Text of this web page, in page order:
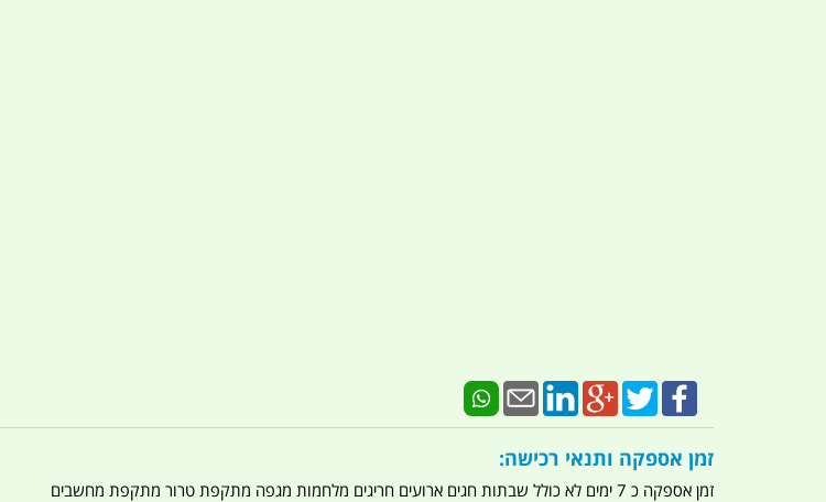
זמן אספקה ותנאי רכישה:
זמן אספקה כ 7 ימים לא כולל שבתות חגים ארועים חריגים מלחמות מגפה מתקפת טרור מתקפת מחשבים